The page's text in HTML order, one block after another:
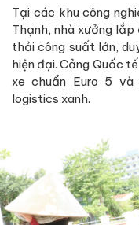
Tại các khu công
Thạnh, nhà xưởng
thải công suất lớn,
hiện đại. Cảng Quốc
xe chuẩn Euro 5
logistics xanh.